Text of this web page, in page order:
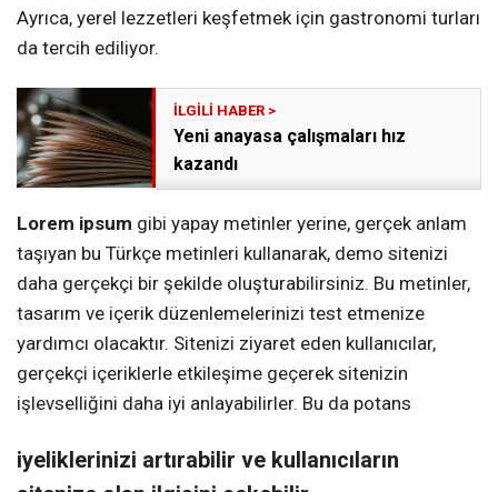
Ayrıca, yerel lezzetleri keşfetmek için gastronomi turları
da tercih ediliyor.
Yeni anayasa çalışmaları hız
kazandı
Lorem ipsum gibi yapay metinler yerine, gerçek anlam
taşıyan bu Türkçe metinleri kullanarak, demo sitenizi
daha gerçekçi bir şekilde oluşturabilirsiniz. Bu metinler,
tasarım ve içerik düzenlemelerinizi test etmenize
yardımcı olacaktır. Sitenizi ziyaret eden kullanıcılar,
gerçekçi içeriklerle etkileşime geçerek sitenizin
işlevselliğini daha iyi anlayabilirler. Bu da potans
iyeliklerinizi artırabilir ve kullanıcıların